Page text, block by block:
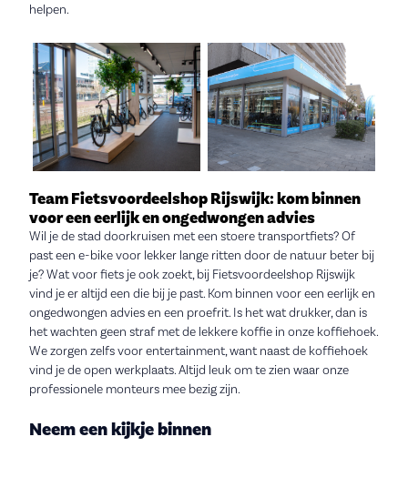
helpen.
Team Fietsvoordeelshop Rijswijk: kom binnen
voor een eerlijk en ongedwongen advies
Wil je de stad doorkruisen met een stoere transportfiets? Of
past een e-bike voor lekker lange ritten door de natuur beter bij
je? Wat voor fiets je ook zoekt, bij Fietsvoordeelshop Rijswijk
vind je er altijd een die bij je past. Kom binnen voor een eerlijk en
ongedwongen advies en een proefrit. Is het wat drukker, dan is
het wachten geen straf met de lekkere koffie in onze koffiehoek.
We zorgen zelfs voor entertainment, want naast de koffiehoek
vind je de open werkplaats. Altijd leuk om te zien waar onze
professionele monteurs mee bezig zijn.
Neem een kijkje binnen